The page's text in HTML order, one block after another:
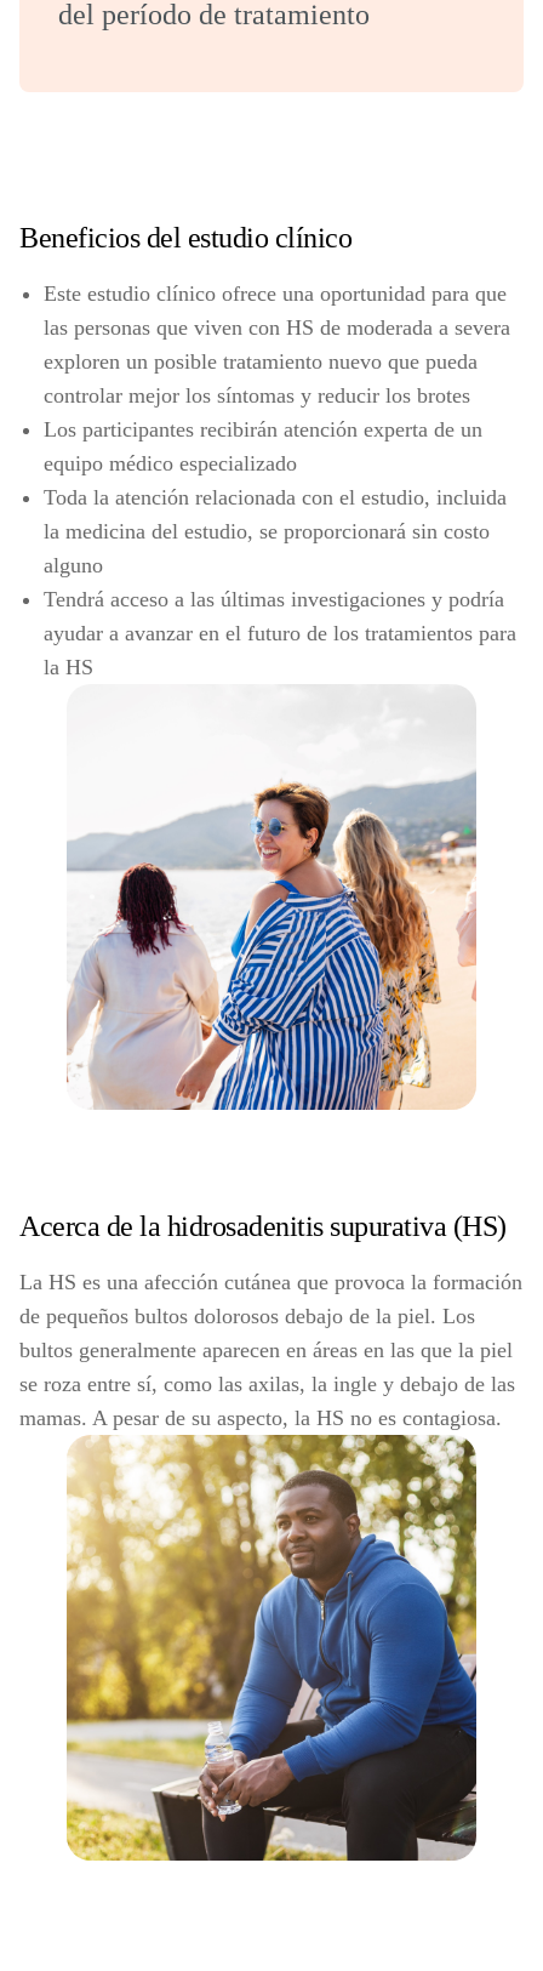
del período de tratamiento
Beneficios del estudio clínico
Este estudio clínico ofrece una oportunidad para que
las personas que viven con HS de moderada a severa
exploren un posible tratamiento nuevo que pueda
controlar mejor los síntomas y reducir los brotes
Los participantes recibirán atención experta de un
equipo médico especializado
Toda la atención relacionada con el estudio, incluida
la medicina del estudio, se proporcionará sin costo
alguno
Tendrá acceso a las últimas investigaciones y podría
ayudar a avanzar en el futuro de los tratamientos para
la HS
Acerca de la hidrosadenitis supurativa (HS)
La HS es una afección cutánea que provoca la formación
de pequeños bultos dolorosos debajo de la piel. Los
bultos generalmente aparecen en áreas en las que la piel
se roza entre sí, como las axilas, la ingle y debajo de las
mamas. A pesar de su aspecto, la HS no es contagiosa.